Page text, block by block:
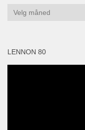
Arkiv
LENNON 80